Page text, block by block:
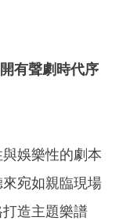
有聲劇時代序
娛樂性的劇本
宛如親臨現場
造主題樂譜